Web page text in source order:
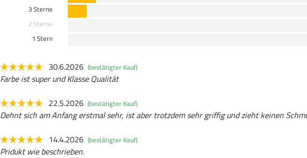
3 Sterne
2 Sterne
1 Stern
30.6.2026 (bestätigter Kauf)
Farbe ist super und Klasse Qualität
22.5.2026 (bestätigter Kauf)
Dehnt sich am Anfang erstmal sehr, ist aber trotzdem sehr griffig und zieht keinen
14.4.2026 (bestätigter Kauf)
Pridukt wie beschrieben.